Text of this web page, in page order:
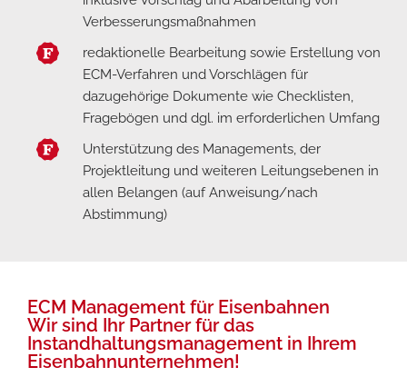
Verbesserungsmaßnahmen
redaktionelle Bearbeitung sowie Erstellung von
ECM-Verfahren und Vorschlägen für
dazugehörige Dokumente wie Checklisten,
Fragebögen und dgl. im erforderlichen Umfang
Unterstützung des Managements, der
Projektleitung und weiteren Leitungsebenen in
allen Belangen (auf Anweisung/nach
Abstimmung)
ECM Management für Eisenbahnen
Wir sind Ihr Partner für das
Instandhaltungsmanagement in Ihrem
Eisenbahnunternehmen!